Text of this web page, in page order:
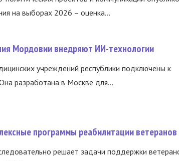
на выборах 2026 – оценка...
Мордовии внедряют ИИ-технологии
учреждений республики подключены к
разработана в Москве для...
программы реабилитации
решает задачи поддержки